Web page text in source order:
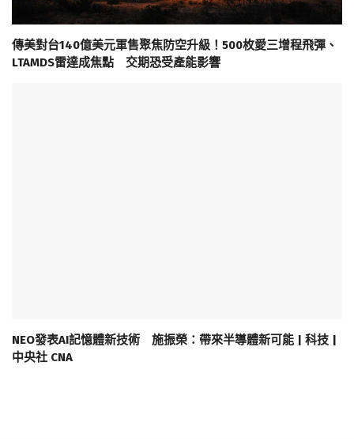
傳美對台140億美元軍售聚焦防空升級！500枚愛三增程飛彈、
LTAMDS雷達成焦點 交期恐受產能影響
NEO發表AI記憶體新技術 施振榮：帶來半導體新可能 | 科技 |
中央社 CNA